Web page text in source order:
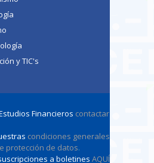
y TIC's
Financieros contactar
condiciones generales
protección de datos.
a boletines AQUÍ